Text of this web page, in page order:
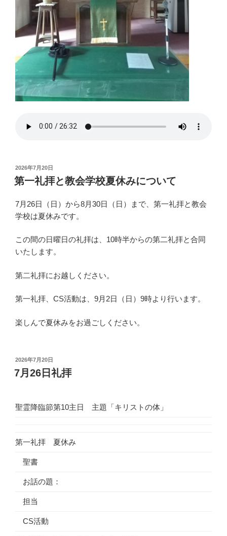
投
稿
日:
2026年7月20日
第一礼拝と教会学校夏休みについて
7月26日（日）から8月30日（日）まで、第一礼拝と教会
学校は夏休みです。
この間の日曜日の礼拝は、10時半からの第二礼拝と合同
いたします。
第二礼拝にお越しください。
第一礼拝、CS活動は、9月2日（日）9時より行います。
楽しんで夏休みをお過ごしください。
投
稿
日:
2026年7月20日
7月26日礼拝
聖霊降臨節第10主日 主題「キリストの体」
第一礼拝 夏休み
聖書
お話の題：
担当
CS活動